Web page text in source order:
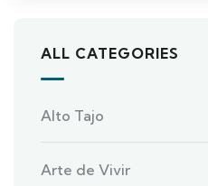
ALL CATEGORIES
Alto Tajo
Arte de Vivir